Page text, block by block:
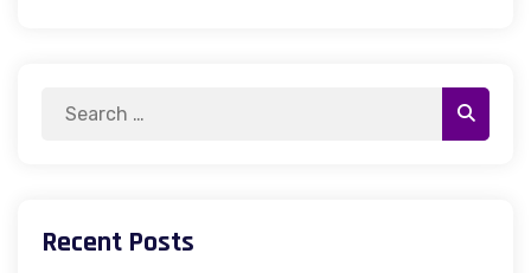
Search
Search
Recent Posts